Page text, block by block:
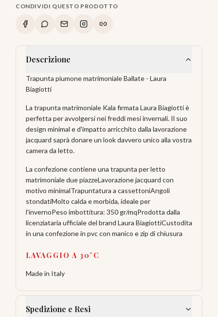
CONDIVIDI QUESTO PRODOTTO
Descrizione
Trapunta piumone matrimoniale Ballate - Laura
Biagiotti
La trapunta matrimoniale Kala firmata Laura Biagiotti è
perfetta per avvolgersi nei freddi mesi invernali. Il suo
design minimal e d'impatto arricchito dalla lavorazione
jacquard saprà donare un look davvero unico alla vostra
camera da letto.
La confezione contiene una trapunta per letto
matrimoniale due piazzeLavorazione jacquard con
motivo minimalTrapuntatura a cassettoniAngoli
stondatiMolto calda e morbida, ideale per
l'invernoPeso imbottitura: 350 gr/mqProdotta dalla
licenziataria ufficiale del brand Laura BiagiottiCustodita
in una confezione in pvc con manico e zip di chiusura
LAVAGGIO A 30°C
Made in Italy
Spedizione e Resi